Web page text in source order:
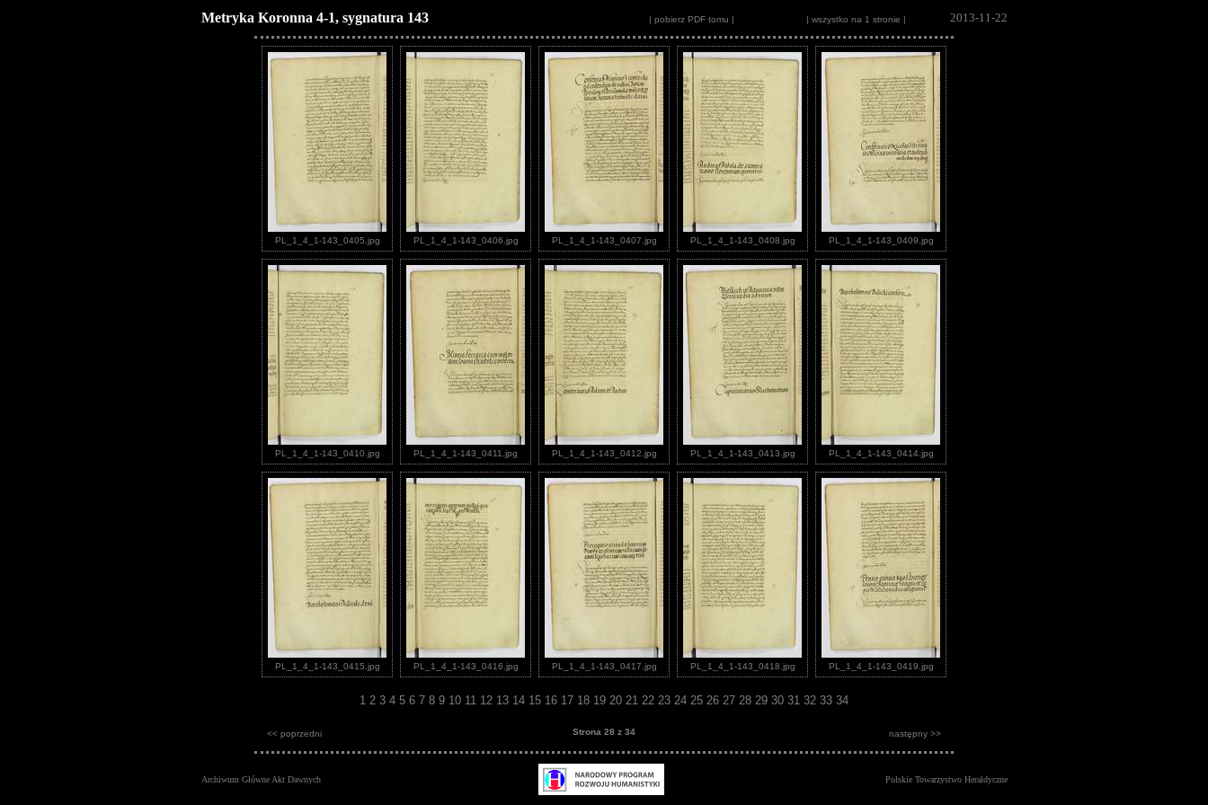
Metryka Koronna 4-1, sygnatura 143 | pobierz PDF tomu | | wszystko na 1 stronie | 2013-11-22
PL_1_4_1-143_0405.jpg PL_1_4_1-143_0406.jpg PL_1_4_1-143_0407.jpg PL_1_4_1-143_0408.jpg PL_1_4_1-143_0409.jpg
PL_1_4_1-143_0410.jpg PL_1_4_1-143_0411.jpg PL_1_4_1-143_0412.jpg PL_1_4_1-143_0413.jpg PL_1_4_1-143_0414.jpg
PL_1_4_1-143_0415.jpg PL_1_4_1-143_0416.jpg PL_1_4_1-143_0417.jpg PL_1_4_1-143_0418.jpg PL_1_4_1-143_0419.jpg
1 2 3 4 5 6 7 8 9 10 11 12 13 14 15 16 17 18 19 20 21 22 23 24 25 26 27 28 29 30 31 32 33 34
<< poprzedni Strona 28 z 34 następny >>
Archiwum Główne Akt Dawnych Polskie Towarzystwo Heraldyczne